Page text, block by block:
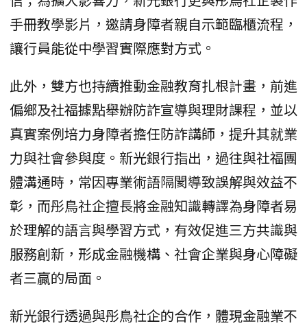
手冊教學影片，邀請身障者親自示範臨櫃流程，
讓行員能從中學習實際應對方式。
此外，雙方也持續推動金融教育扎根計畫，前進
偏鄉及社福據點舉辦防詐宣導與理財課程，並以
真實案例培力身障者擔任防詐講師，提升其就業
力與社會參與度。新光銀行指出，過往與社福團
體溝通時，常因專業術語隔閡導致誤解與效益不
彰，而彤鳥社企擅長將金融知識轉譯為身障者易
於理解的語言與學習方式，有效促進三方共識與
服務創新，形成金融機構、社會企業與身心障礙
者三贏的局面。
新光銀行透過與彤鳥社企的合作，體現金融業不